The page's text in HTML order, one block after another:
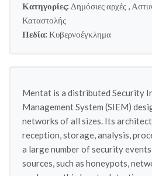
Κατηγορίες: Δημόσιες αρχές ,
Καταστολής
Πεδία: Κυβερνοέγκλημα
Mentat is a distributed Security
Management System (SIEM)
networks of all sizes. Its
reception, storage, analysis,
a large number of security
sources, such as honeypots,